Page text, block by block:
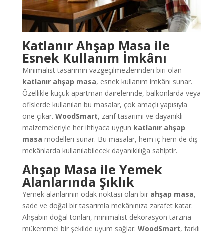
Katlanır Ahşap Masa ile
Esnek Kullanım İmkânı
Minimalist tasarımın vazgeçilmezlerinden biri olan
katlanır ahşap masa, esnek kullanım imkânı sunar.
Özellikle küçük apartman dairelerinde, balkonlarda veya
ofislerde kullanılan bu masalar, çok amaçlı yapısıyla
öne çıkar. WoodSmart, zarif tasarımı ve dayanıklı
malzemeleriyle her ihtiyaca uygun katlanır ahşap
masa modelleri sunar. Bu masalar, hem iç hem de dış
mekânlarda kullanılabilecek dayanıklılığa sahiptir.
Ahşap Masa ile Yemek
Alanlarında Şıklık
Yemek alanlarının odak noktası olan bir ahşap masa,
sade ve doğal bir tasarımla mekânınıza zarafet katar.
Ahşabın doğal tonları, minimalist dekorasyon tarzına
mükemmel bir şekilde uyum sağlar. WoodSmart, farklı